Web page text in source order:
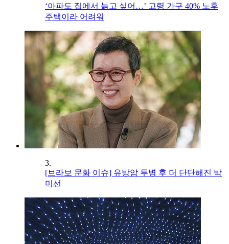
‘아파도 집에서 늙고 싶어…’ 고령 가구 40% 노후
주택이라 어려워
3.
[브라보 문화 이슈] 유방암 투병 후 더 단단해진 박
미선